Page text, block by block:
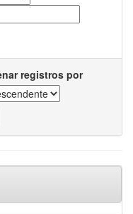
registros por